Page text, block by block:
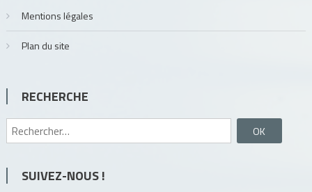
Mentions légales
Plan du site
RECHERCHE
Rechercher :
SUIVEZ-NOUS !